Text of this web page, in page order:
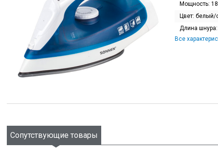
Мощность:
Цвет: белый/
Длина
Все
Сопутствующие товары